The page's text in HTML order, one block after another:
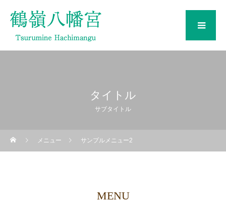
タイトル
サブタイトル
メニュー サンプルメニュー2
MENU